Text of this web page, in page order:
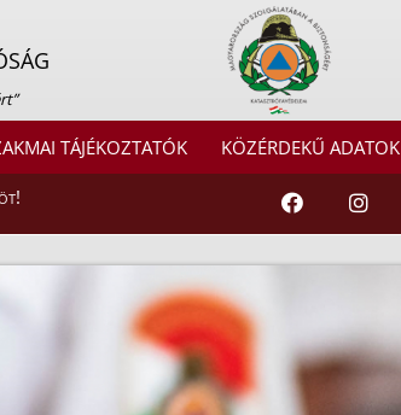
TÁJÉKOZTATÓK KÖZÉRDEKŰ ADATOK